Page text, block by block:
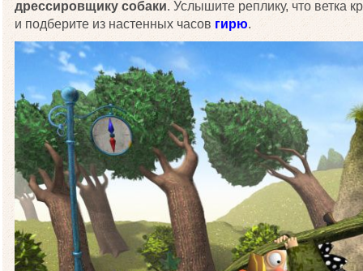
дрессировщику собаки. Услышите реплику, что ветка
и подберите из настенных часов гирю.